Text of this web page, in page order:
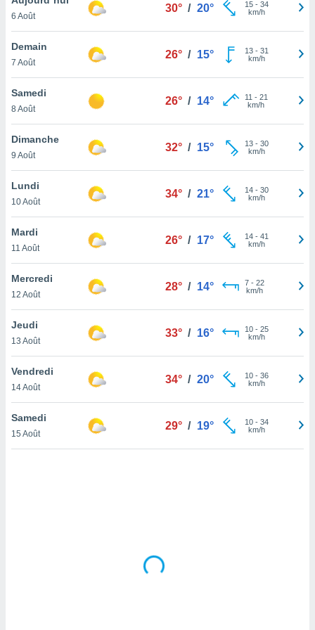
et
»,
au
vous
qu'ils
ou
le
ainsi
un
la
du
en
de
6 Août
30° / 20° 15- 34
km/h
Demain
7 Août
26° / 15° 13- 31
km/h
Samedi
8 Août
26° / 14° 11 - 21
km/h
Dimanche
9 Août
32° / 15° 13- 30
km/h
Lundi
10 Août
34° / 21° 14- 30
km/h
Mardi
11 Août
26° / 17° 14- 41
km/h
Mercredi
12 Août
28° / 14° 7- 22
km/h
Jeudi
13 Août
33° / 16° 10- 25
km/h
Vendredi
14 Août
34° / 20° 10- 36
km/h
Samedi
15 Août
29° / 19° 10- 34
km/h